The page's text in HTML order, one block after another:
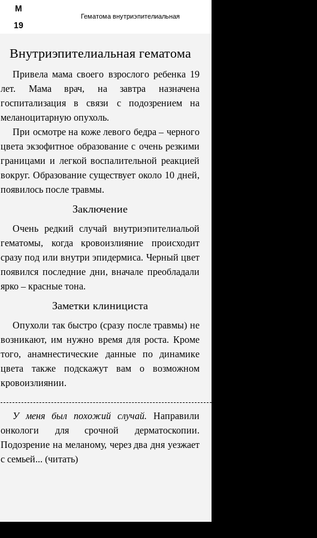
М
19
Гематома внутриэпителиальная
Внутриэпителиальная гематома
Привела мама своего взрослого ребенка 19
лет. Мама врач, на завтра назначена
госпитализация в связи с подозрением на
меланоцитарную опухоль.
При осмотре на коже левого бедра – черного
цвета экзофитное образование с очень резкими
границами и легкой воспалительной реакцией
вокруг. Образование существует около 10 дней,
появилось после травмы.
Заключение
Очень редкий случай внутриэпителиальой
гематомы, когда кровоизлияние происходит
сразу под или внутри эпидермиса. Черный цвет
появился последние дни, вначале преобладали
ярко – красные тона.
Заметки клинициста
Опухоли так быстро (сразу после травмы) не
возникают, им нужно время для роста. Кроме
того, анамнестические данные по динамике
цвета также подскажут вам о возможном
кровоизлиянии.
У меня был похожий случай.
Направили
онкологи для срочной дерматоскопии.
Подозрение на меланому, через два дня уезжает
с семьей... (читать)